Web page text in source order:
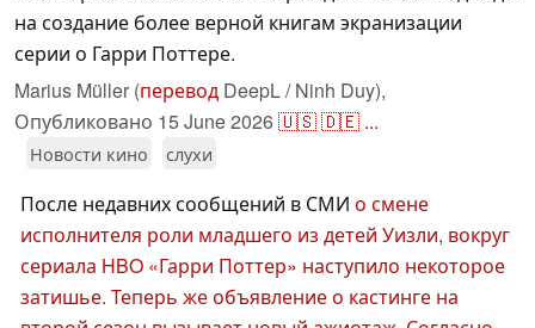
на создание более верной книгам экранизации
серии о Гарри Поттере.
Marius Müller (перевод DeepL / Ninh Duy),
Опубликовано 15 June 2026🇺🇸🇩🇪 ...
Новости кино слухи
После недавних сообщений в СМИ о смене
исполнителя роли младшего из детей Уизли, вокруг
сериала HBO «Гарри Поттер» наступило некоторое
затишье. Теперь же объявление о кастинге на